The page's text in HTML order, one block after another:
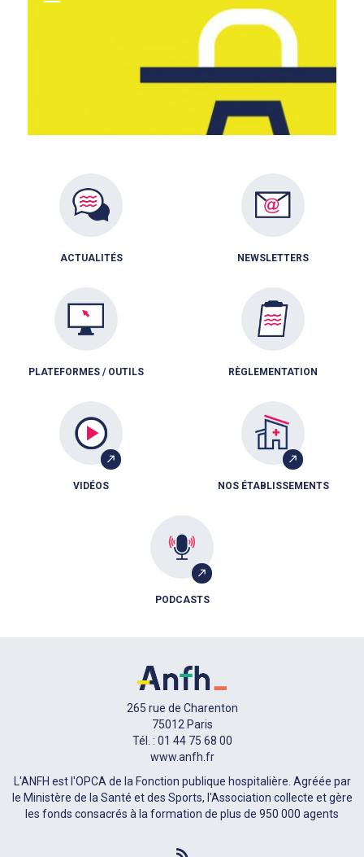
ACTUALITÉS NEWSLETTERS
PLATEFORMES / OUTILS RÈGLEMENTATION
VIDÉOS NOS ÉTABLISSEMENTS
PODCASTS
265 rue de Charenton
75012 Paris
Tél. : 01 44 75 68 00
www.anfh.fr
L'ANFH est l'OPCA de la Fonction publique hospitalière. Agréée par
le Ministère de la Santé et des Sports, l'Association collecte et gère
les fonds consacrés à la formation de plus de 950 000 agents